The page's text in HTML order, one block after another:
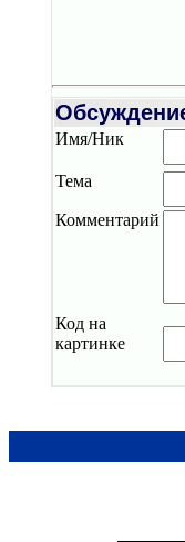
Имя/Ник
Тема
Комментарий
Код на
картинке